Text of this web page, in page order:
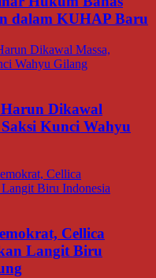
dalam KUHAP Baru
Dikawal
Kunci Wahyu
Cellica
Langit Biru